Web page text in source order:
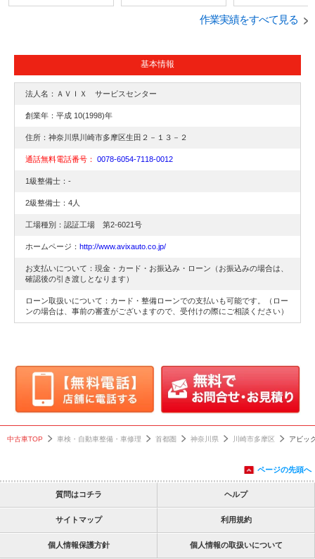
りません。ご理解、ご協
ヘッドライトプログラ
W212
どこが変わったのかは知
X156
W117
じたら早めの点検を
めいたします!
サンルーフ故障
作業実績をすべて見る
基本情報
法人名：ＡＶＩＸ サービスセンター
創業年：平成 10(1998)年
住所：神奈川県川崎市多摩区生田２－１３－２
通話無料電話番号： 0078-6054-7118-0012
1級整備士：-
2級整備士：4人
工場種別：認証工場 第2-6021号
ホームページ： http://www.avixauto.co.jp/
お支払いについて：現金・カード・お振込み・ローン（お振込みの場合は、
確認後の引き渡しとなります）
ローン取扱いについて：カード・整備ローンでの支払いも可能です。（ロー
ンの場合は、事前の審査がございますので、受付けの際にご相談ください）
中古車TOP 車検・自動車整備・車修理 首都圏 神奈川県 川崎市多摩区 アビッ
ページの先頭へ
質問はコチラ ヘルプ
サイトマップ 利用規約
個人情報保護方針 個人情報の取扱いについて